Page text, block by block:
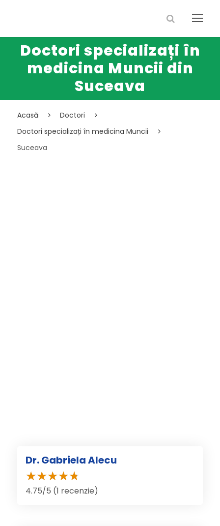
Doctori specializați în
medicina Muncii din
Suceava
Acasă
Doctori
Doctori specializați în medicina Muncii
Suceava
Dr. Gabriela Alecu
4.75/5 (1 recenzie)